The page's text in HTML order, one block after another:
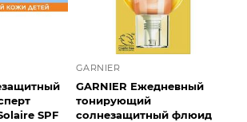
SPF
GARNIER
GARNIER Ежедневный
тонирующий
солнезащитный флюид